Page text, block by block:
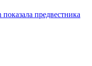
предвестника